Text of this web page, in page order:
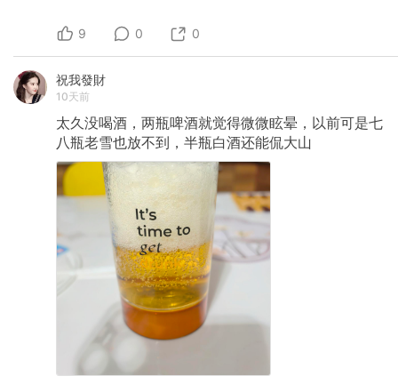
9 0 0
祝我發財
10天前
太久没喝酒，两瓶啤酒就觉得微微眩晕，以前可是七
八瓶老雪也放不到，半瓶白酒还能侃大山